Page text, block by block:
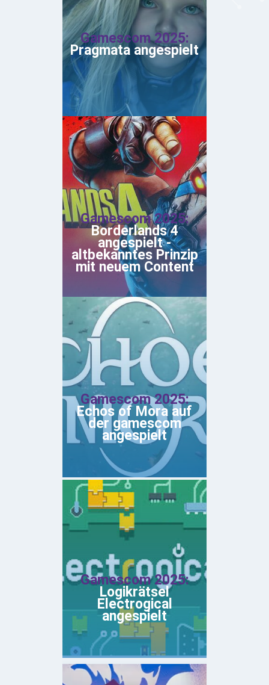
Gamescom 2025:
Pragmata angespielt
Gamescom 2025:
Borderlands 4
angespielt -
altbekanntes Prinzip
mit neuem Content
Gamescom 2025:
Echos of Mora auf
der gamescom
angespielt
Gamescom 2025:
Logikrätsel
Electrogical
angespielt